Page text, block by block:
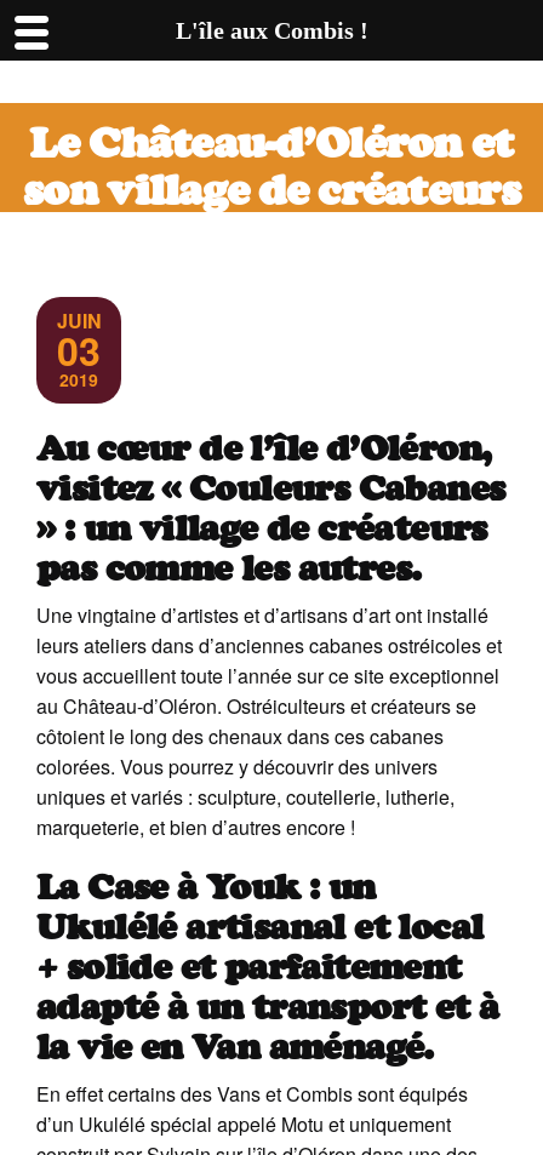
Le Château-d’Oléron et
son village de créateurs
JUIN
03
2019
Au cœur de l’île d’Oléron,
visitez « Couleurs Cabanes
» : un village de créateurs
pas comme les autres.
Une vingtaine d’artistes et d’artisans d’art ont installé
leurs ateliers dans d’anciennes cabanes ostréicoles et
vous accueillent toute l’année sur ce site exceptionnel
au Château-d’Oléron. Ostréiculteurs et créateurs se
côtoient le long des chenaux dans ces cabanes
colorées. Vous pourrez y découvrir des univers
uniques et variés : sculpture, coutellerie, lutherie,
marqueterie, et bien d’autres encore !
La Case à Youk : un
Ukulélé artisanal et local
+ solide et parfaitement
adapté à un transport et à
la vie en Van aménagé.
En effet certains des Vans et Combis sont équipés
d’un Ukulélé spécial appelé Motu et uniquement
L'île aux Combis !